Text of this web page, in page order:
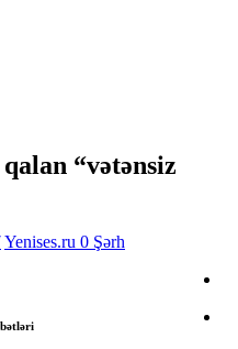
“vətənsiz
Yenises.ru 0 Şərh